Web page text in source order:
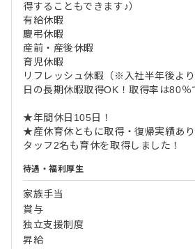
得することもできます♪）
有給休暇
慶弔休暇
産前・産後休暇
育児休暇
リフレッシュ休暇（※入社半年後よ
日の長期休暇取得OK！取得率は80％
★年間休日105日！
★産休育休ともに取得・復帰実績あ
タッフ2名も育休を取得しました！
待遇・福利厚生
家族手当
賞与
独立支援制度
昇給